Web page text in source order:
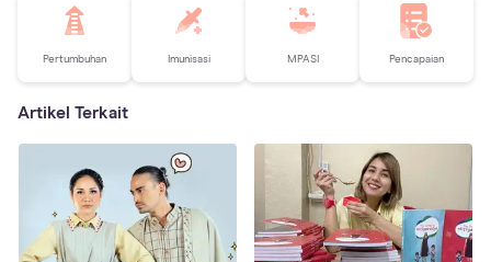
Pertumbuhan Imunisasi MPASI Pencapaian
Artikel Terkait